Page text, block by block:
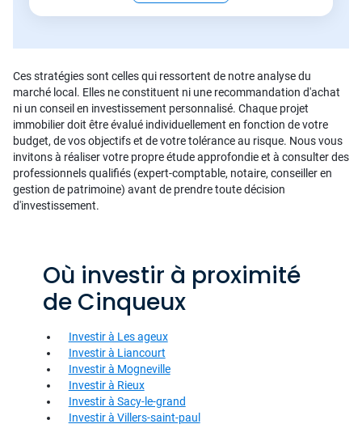
Ces stratégies sont celles qui ressortent de notre analyse du
marché local. Elles ne constituent ni une recommandation d'achat
ni un conseil en investissement personnalisé. Chaque projet
immobilier doit être évalué individuellement en fonction de votre
budget, de vos objectifs et de votre tolérance au risque. Nous vous
invitons à réaliser votre propre étude approfondie et à consulter des
professionnels qualifiés (expert-comptable, notaire, conseiller en
gestion de patrimoine) avant de prendre toute décision
d'investissement.
Où investir à proximité
de Cinqueux
Investir à Les ageux
Investir à Liancourt
Investir à Mogneville
Investir à Rieux
Investir à Sacy-le-grand
Investir à Villers-saint-paul